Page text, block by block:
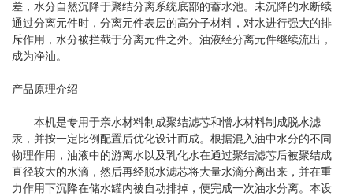
差，水分自然沉降于聚结分离系统底部的蓄水池。未沉降的水断续
通过分离元件时，分离元件表层的高分子材料，对水进行强大的排
斥作用，水分被拦截于分离元件之外。油液经分离元件继续流出，
成为净油。
产品原理介绍
本机是专用于亲水材料制成聚结滤芯和憎水材料制成脱水滤
汞，并按一定比例配置后优化设计而成。根据混入油中水分的不同
物理作用，油液中的游离水以及乳化水在通过聚结滤芯后被聚结成
直径较大的水滴，然后再经脱水滤芯将大量水滴分离出来，并在重
力作用下沉降在储水罐内被自动排掉，便完成一次油水分离。本设